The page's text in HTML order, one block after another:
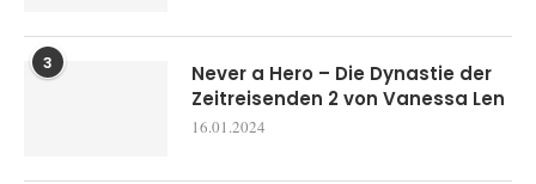
3
Never a Hero – Die Dynastie der
Zeitreisenden 2 von Vanessa Len
16.01.2024